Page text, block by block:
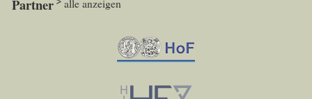
Partner alle anzeigen